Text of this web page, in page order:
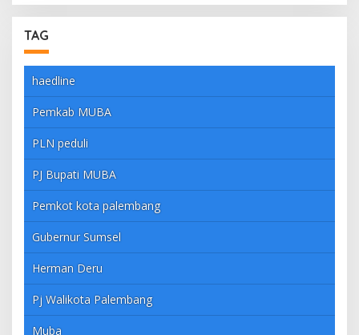
TAG
haedline
Pemkab MUBA
PLN peduli
PJ Bupati MUBA
Pemkot kota palembang
Gubernur Sumsel
Herman Deru
Pj Walikota Palembang
Muba